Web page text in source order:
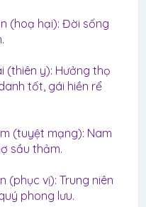
(hoạ hại): Đời sống
(thiên y): Hưởng thọ
tốt, gái hiền rể
(tuyệt mạng): Nam
sầu thảm.
(phục vị): Trung niên
phong lưu.